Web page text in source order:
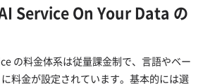
Service On Your Data の
の料金体系は従量課金制で、言語やベー
料金が設定されています。基本的には選